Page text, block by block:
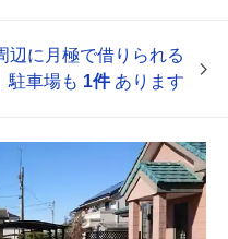
辺に月極で借りられる
駐車場も 1件あります